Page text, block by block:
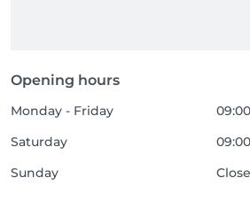
Opening hours
Monday - Friday
Saturday
Sunday